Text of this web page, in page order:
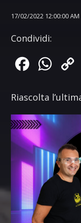
17/02/2022 12:00:00
Condividi:
Facebook
Riascolta